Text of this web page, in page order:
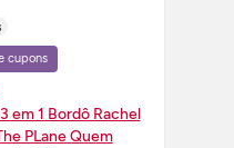
cupons
em 1 Bordô Rachel
PLane Quem